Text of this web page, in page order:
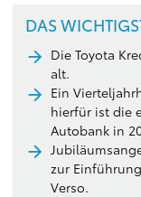
DAS
Die Toyota
alt.
Ein
hierfür ist die
Autobank in
zur
Verso.